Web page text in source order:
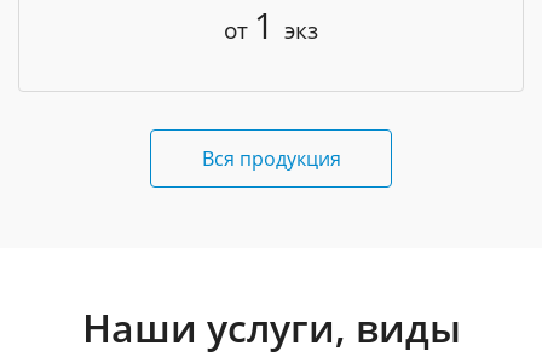
от 1 экз
Вся продукция
Наши услуги, виды